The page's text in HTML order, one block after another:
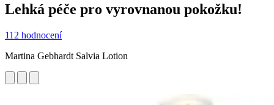
Lehká péče pro vyrovnanou pokožku!
112 hodnocení
Martina Gebhardt Salvia Lotion